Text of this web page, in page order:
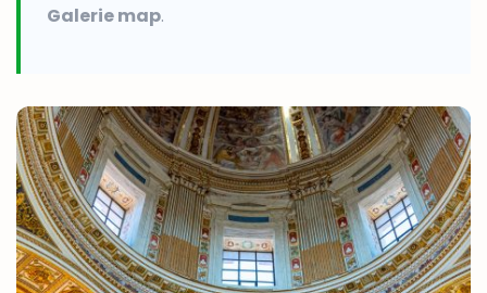
Galerie map.